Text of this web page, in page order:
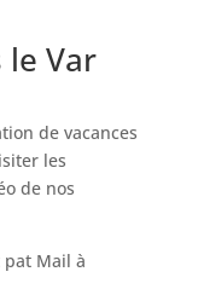
Var
de vacances
les
de nos
pat Mail à